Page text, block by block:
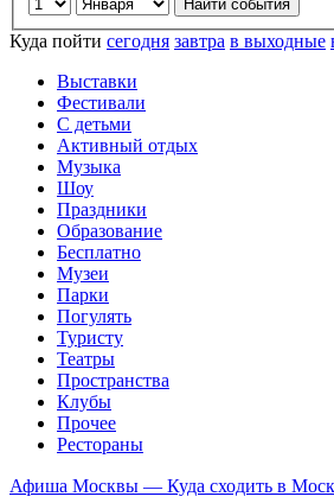
Куда пойти сегодня завтра в выходные
Выставки
Фестивали
С детьми
Активный отдых
Музыка
Шоу
Праздники
Образование
Бесплатно
Музеи
Парки
Погулять
Туристу
Театры
Пространства
Клубы
Прочее
Рестораны
Афиша Москвы — Куда сходить в